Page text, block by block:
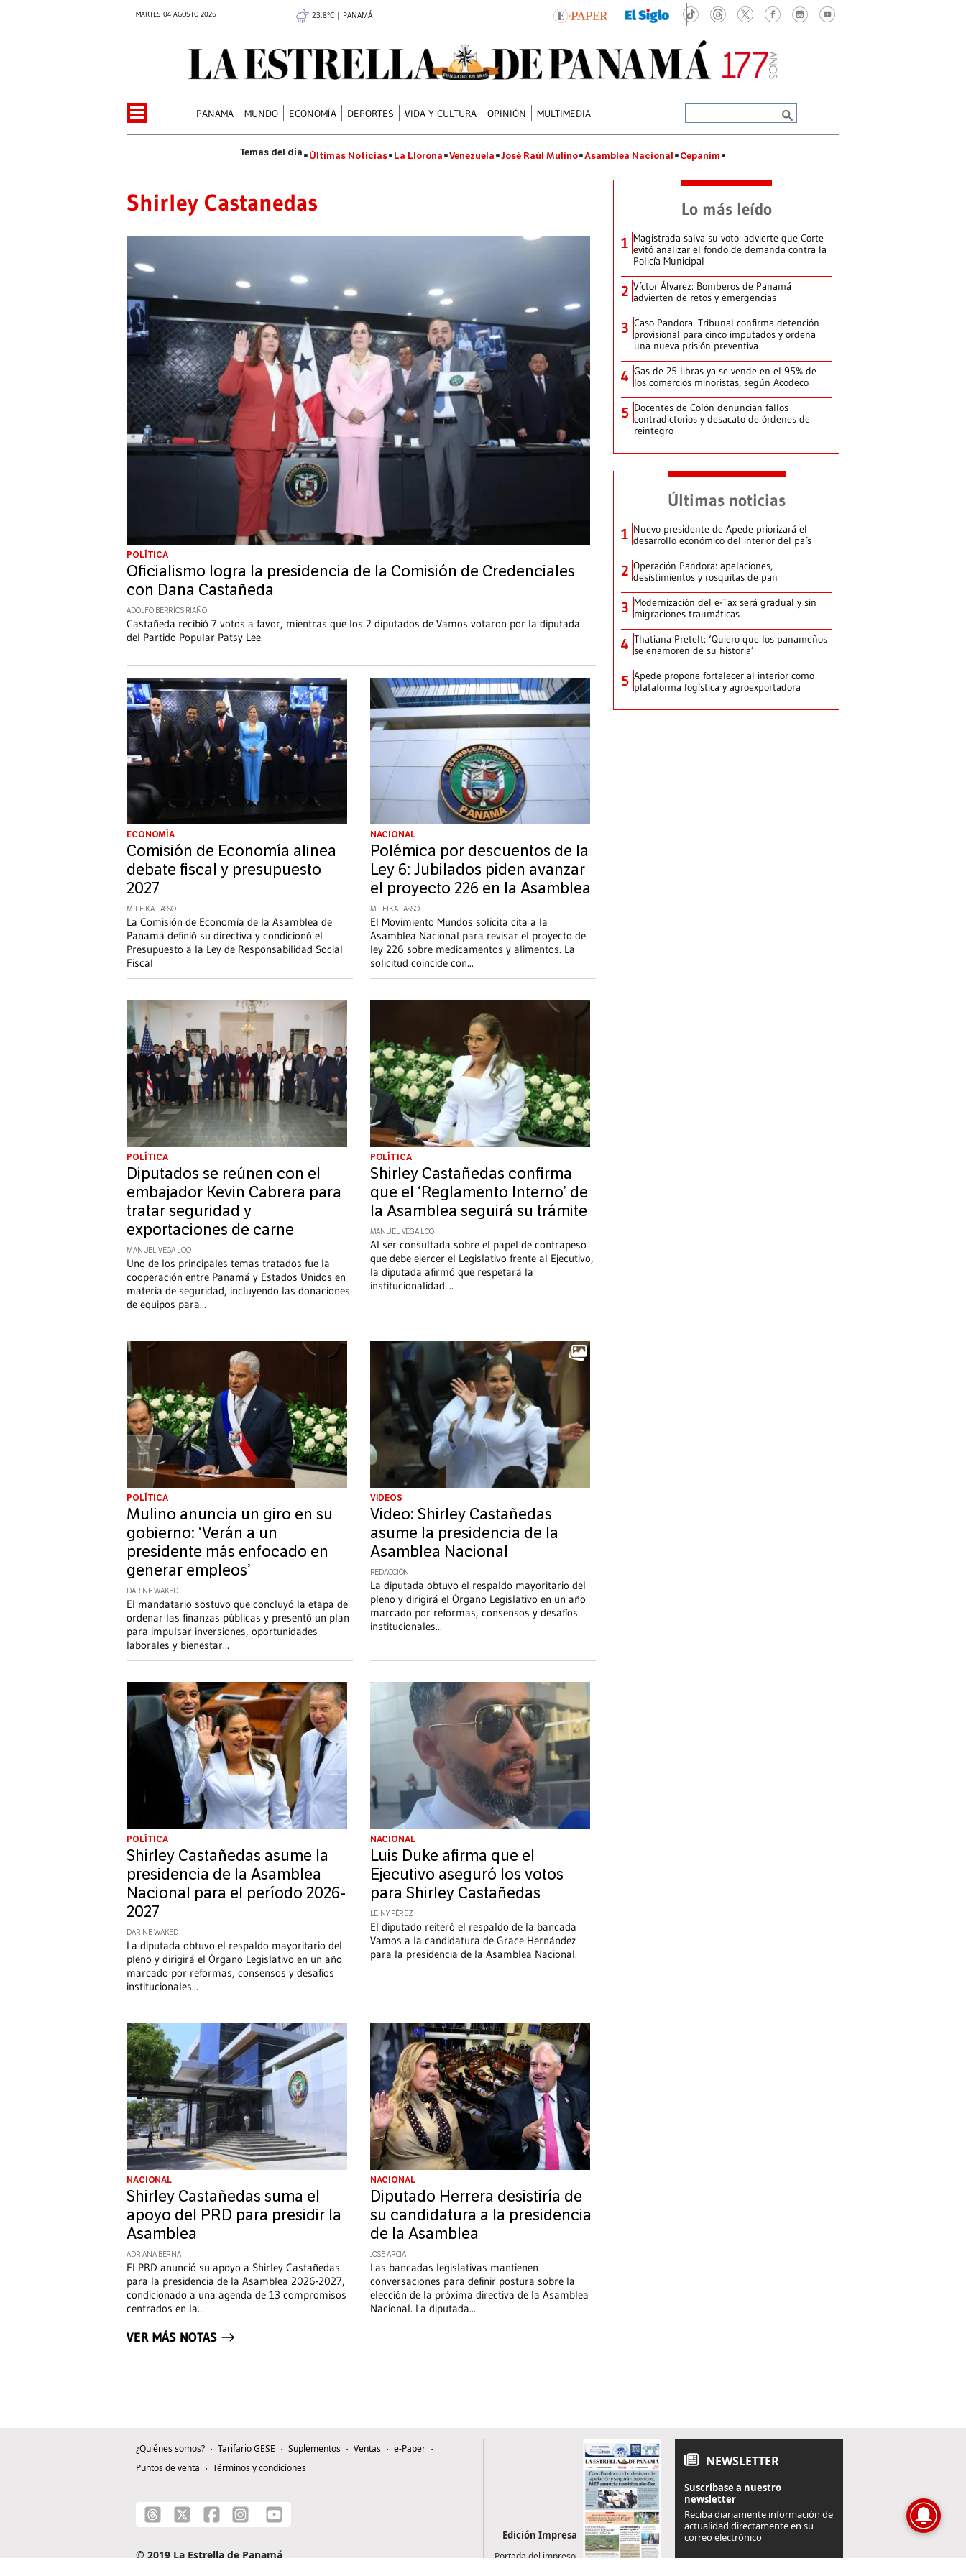
MARTES 04 AGOSTO 2026 23.8°C | PANAMÁ
PANAMÁ MUNDO ECONOMÍA DEPORTES VIDA Y CULTURA OPINIÓN MULTIMEDIA
Últimas Noticias La Llorona Venezuela José Raúl Mulino Asamblea Nacional Cepanim
Shirley Castanedas
POLÍTICA
Oficialismo logra la presidencia de la Comisión de Credenciales
con Dana Castañeda
ADOLFO BERRÍOS RIAÑO
Castañeda recibió 7 votos a favor, mientras que los 2 diputados de Vamos votaron por la diputada
del Partido Popular Patsy Lee.
ECONOMÍA
Comisión de Economía alinea
debate fiscal y presupuesto
2027
MILEIKA LASSO
La Comisión de Economía de la Asamblea de
Panamá definió su directiva y condicionó el
Presupuesto a la Ley de Responsabilidad Social
Fiscal
NACIONAL
Polémica por descuentos de la
Ley 6: Jubilados piden avanzar
el proyecto 226 en la Asamblea
MILEIKA LASSO
El Movimiento Mundos solicita cita a la
Asamblea Nacional para revisar el proyecto de
ley 226 sobre medicamentos y alimentos. La
solicitud coincide con...
POLÍTICA
Diputados se reúnen con el
embajador Kevin Cabrera para
tratar seguridad y
exportaciones de carne
MANUEL VEGA LOO
Uno de los principales temas tratados fue la
cooperación entre Panamá y Estados Unidos en
materia de seguridad, incluyendo las donaciones
de equipos para...
POLÍTICA
Shirley Castañedas confirma
que el ‘Reglamento Interno’ de
la Asamblea seguirá su trámite
MANUEL VEGA LOO
Al ser consultada sobre el papel de contrapeso
que debe ejercer el Legislativo frente al Ejecutivo,
la diputada afirmó que respetará la
institucionalidad....
POLÍTICA
Mulino anuncia un giro en su
gobierno: ‘Verán a un
presidente más enfocado en
generar empleos’
DARINE WAKED
El mandatario sostuvo que concluyó la etapa de
ordenar las finanzas públicas y presentó un plan
para impulsar inversiones, oportunidades
laborales y bienestar...
VIDEOS
Video: Shirley Castañedas
asume la presidencia de la
Asamblea Nacional
REDACCIÓN
La diputada obtuvo el respaldo mayoritario del
pleno y dirigirá el Órgano Legislativo en un año
marcado por reformas, consensos y desafíos
institucionales...
POLÍTICA
Shirley Castañedas asume la
presidencia de la Asamblea
Nacional para el período 2026-
2027
DARINE WAKED
La diputada obtuvo el respaldo mayoritario del
pleno y dirigirá el Órgano Legislativo en un año
marcado por reformas, consensos y desafíos
institucionales...
NACIONAL
Luis Duke afirma que el
Ejecutivo aseguró los votos
para Shirley Castañedas
LEINY PÉREZ
El diputado reiteró el respaldo de la bancada
Vamos a la candidatura de Grace Hernández
para la presidencia de la Asamblea Nacional.
NACIONAL
Shirley Castañedas suma el
apoyo del PRD para presidir la
Asamblea
ADRIANA BERNA
El PRD anunció su apoyo a Shirley Castañedas
para la presidencia de la Asamblea 2026-2027,
condicionado a una agenda de 13 compromisos
centrados en la...
NACIONAL
Diputado Herrera desistiría de
su candidatura a la presidencia
de la Asamblea
JOSÉ ARCIA
Las bancadas legislativas mantienen
conversaciones para definir postura sobre la
elección de la próxima directiva de la Asamblea
Nacional. La diputada...
VER MÁS NOTAS
Lo más leído
1 Magistrada salva su voto: advierte que Corte
evitó analizar el fondo de demanda contra la
Policía Municipal
2 Víctor Álvarez: Bomberos de Panamá
advierten de retos y emergencias
3 Caso Pandora: Tribunal confirma detención
provisional para cinco imputados y ordena
una nueva prisión preventiva
4 Gas de 25 libras ya se vende en el 95% de
los comercios minoristas, según Acodeco
5 Docentes de Colón denuncian fallos
contradictorios y desacato de órdenes de
reintegro
Últimas noticias
1 Nuevo presidente de Apede priorizará el
desarrollo económico del interior del país
2 Operación Pandora: apelaciones,
desistimientos y rosquitas de pan
3 Modernización del e-Tax será gradual y sin
migraciones traumáticas
4 Thatiana Pretelt: ‘Quiero que los panameños
se enamoren de su historia’
5 Apede propone fortalecer al interior como
plataforma logística y agroexportadora
¿Quiénes somos? Tarifario GESE Suplementos Ventas
e-Paper
Puntos de venta
Términos y condiciones
© 2019 La Estrella de Panamá
Edición Impresa
Portada del impreso
NEWSLETTER
Suscríbase a nuestro
newsletter
Reciba diariamente información de
actualidad directamente en su
correo electrónico